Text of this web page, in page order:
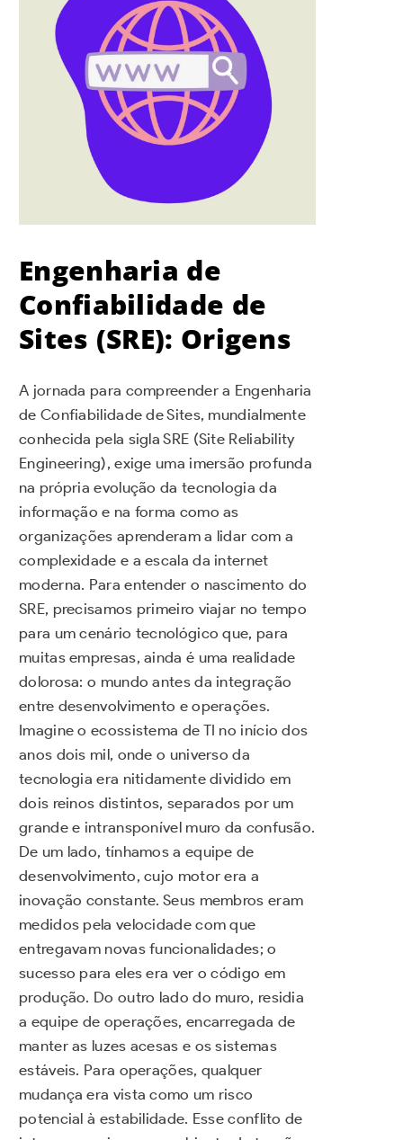
Engenharia de
Confiabilidade de
Sites (SRE): Origens
A jornada para compreender a Engenharia
de Confiabilidade de Sites, mundialmente
conhecida pela sigla SRE (Site Reliability
Engineering), exige uma imersão profunda
na própria evolução da tecnologia da
informação e na forma como as
organizações aprenderam a lidar com a
complexidade e a escala da internet
moderna. Para entender o nascimento do
SRE, precisamos primeiro viajar no tempo
para um cenário tecnológico que, para
muitas empresas, ainda é uma realidade
dolorosa: o mundo antes da integração
entre desenvolvimento e operações.
Imagine o ecossistema de TI no início dos
anos dois mil, onde o universo da
tecnologia era nitidamente dividido em
dois reinos distintos, separados por um
grande e intransponível muro da confusão.
De um lado, tínhamos a equipe de
desenvolvimento, cujo motor era a
inovação constante. Seus membros eram
medidos pela velocidade com que
entregavam novas funcionalidades; o
sucesso para eles era ver o código em
produção. Do outro lado do muro, residia
a equipe de operações, encarregada de
manter as luzes acesas e os sistemas
estáveis. Para operações, qualquer
mudança era vista como um risco
potencial à estabilidade. Esse conflito de